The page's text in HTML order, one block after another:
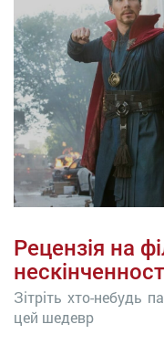
Рецензія на
Зітріть хто-небудь
цей шедевр